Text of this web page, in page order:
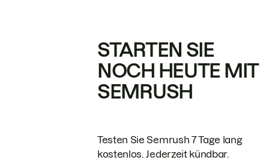
STARTEN SIE
NOCH HEUTE MIT
SEMRUSH
Testen Sie Semrush 7 Tage lang
kostenlos. Jederzeit kündbar.